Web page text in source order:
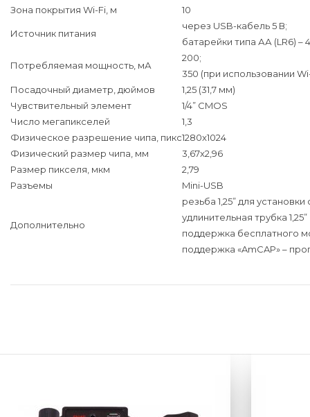
Зона покрытия Wi-Fi, м
10
Источник питания
через USB-кабель 5 В;
батарейки типа АА (LR6) –
Потребляемая мощность, мА
200;
350 (при использовании
Посадочный диаметр, дюймов
1,25 (31,7 мм)
Чувствительный элемент
1/4” CMOS
Число мегапикселей
1,3
Физическое разрешение чипа, пикс1280x1024
Физический размер чипа, мм
3,67x2,96
Размер пикселя, мкм
2,79
Разъемы
Mini-USB
Дополнительно
резьба 1,25” для
удлинительная трубка
поддержка бесплатного
поддержка «AmCAP» –